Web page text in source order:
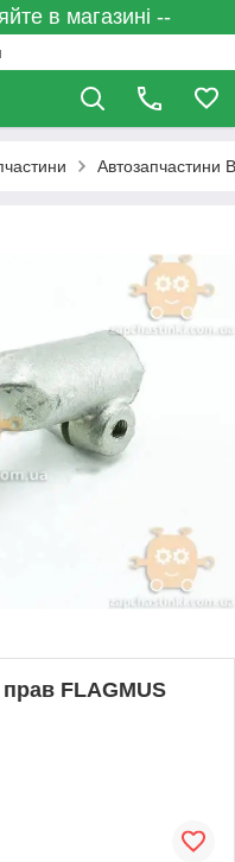
в магазині --
Автозапчастини
FLAGMUS